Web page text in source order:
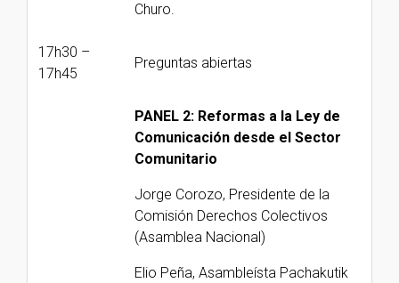
Churo.
17h30 –
17h45
Preguntas abiertas
PANEL 2: Reformas a la Ley de
Comunicación desde el Sector
Comunitario
Jorge Corozo, Presidente de la
Comisión Derechos Colectivos
(Asamblea Nacional)
Elio Peña, Asambleísta Pachakutik